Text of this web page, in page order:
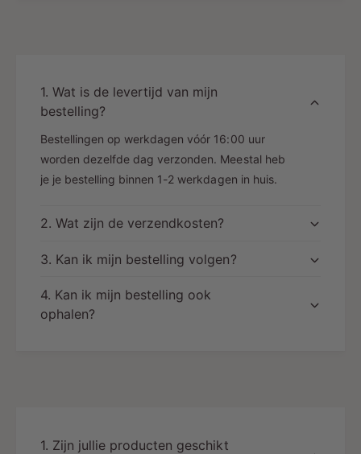
1. Wat is de levertijd van mijn
bestelling?
Bestellingen op werkdagen vóór 16:00 uur
worden dezelfde dag verzonden. Meestal heb
je je bestelling binnen 1-2 werkdagen in huis.
2. Wat zijn de verzendkosten?
3. Kan ik mijn bestelling volgen?
4. Kan ik mijn bestelling ook
ophalen?
1. Zijn jullie producten geschikt